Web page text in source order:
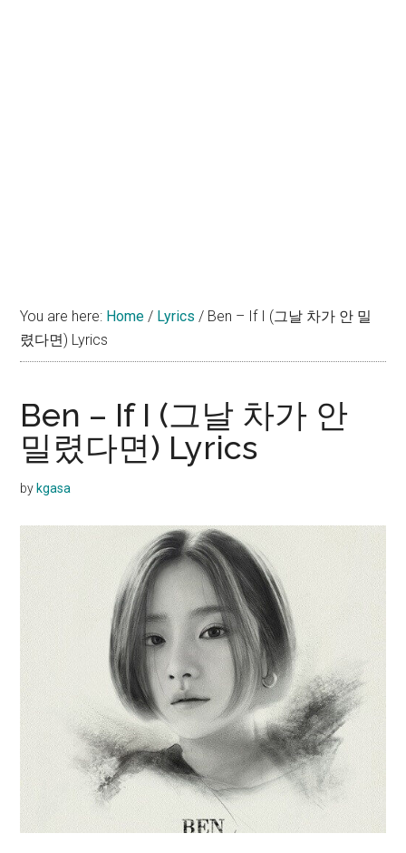
You are here: Home / Lyrics / Ben – If I (그날 차가 안 밀
렸다면) Lyrics
Ben – If I (그날 차가 안
밀렸다면) Lyrics
by kgasa